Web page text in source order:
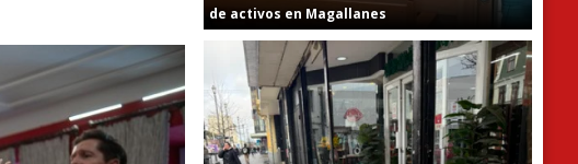
de activos en Magallanes